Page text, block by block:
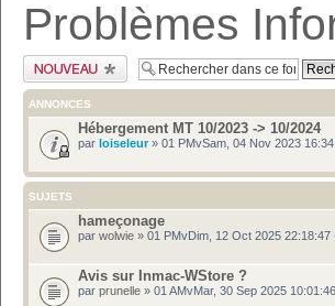
Problèmes
Publier un nouveau
sujet
ANNONCES
Hébergement MT 10/2023 -> 10/2024
par loiseleur» 01 PMvSam, 04 Nov 2023
SUJETS
hameçonage
par wolwie » 01 PMvDim, 12 Oct 2025
Avis sur Inmac-WStore ?
par prunelle » 01 AMvMar, 30 Sep 2025